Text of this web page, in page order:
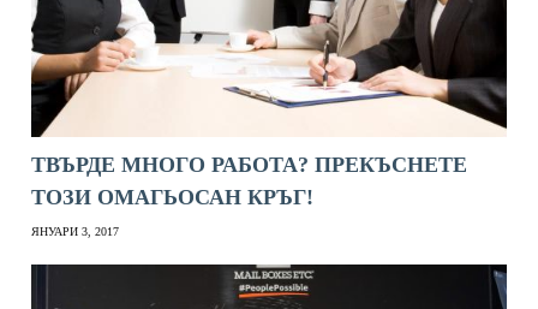
ТВЪРДЕ МНОГО РАБОТА? ПРЕКЪСНЕТЕ
ТОЗИ ОМАГЬОСАН КРЪГ!
ЯНУАРИ 3, 2017